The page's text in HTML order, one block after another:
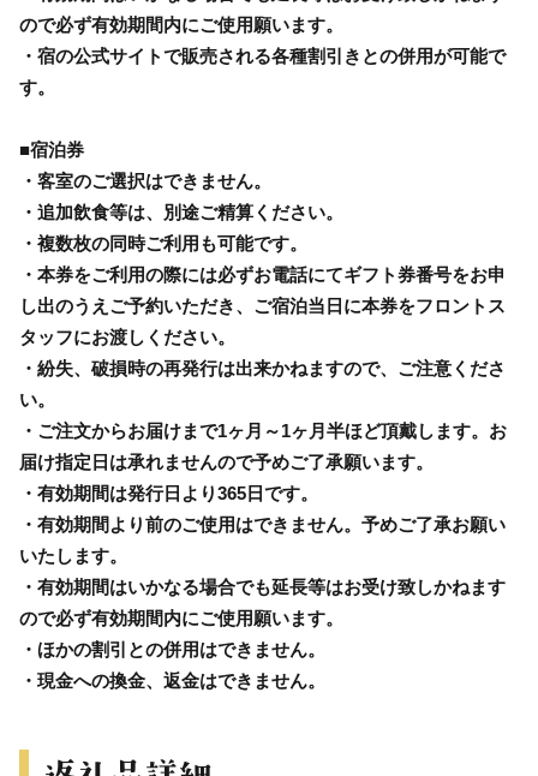
ので必ず有効期間内にご使用願います。
・宿の公式サイトで販売される各種割引きとの併用が可能で
す。
■宿泊券
・客室のご選択はできません。
・追加飲食等は、別途ご精算ください。
・複数枚の同時ご利用も可能です。
・本券をご利用の際には必ずお電話にてギフト券番号をお申
し出のうえご予約いただき、ご宿泊当日に本券をフロントス
タッフにお渡しください。
・紛失、破損時の再発行は出来かねますので、ご注意くださ
い。
・ご注文からお届けまで1ヶ月～1ヶ月半ほど頂戴します。お
届け指定日は承れませんので予めご了承願います。
・有効期間は発行日より365日です。
・有効期間より前のご使用はできません。予めご了承お願い
いたします。
・有効期間はいかなる場合でも延長等はお受け致しかねます
ので必ず有効期間内にご使用願います。
・ほかの割引との併用はできません。
・現金への換金、返金はできません。